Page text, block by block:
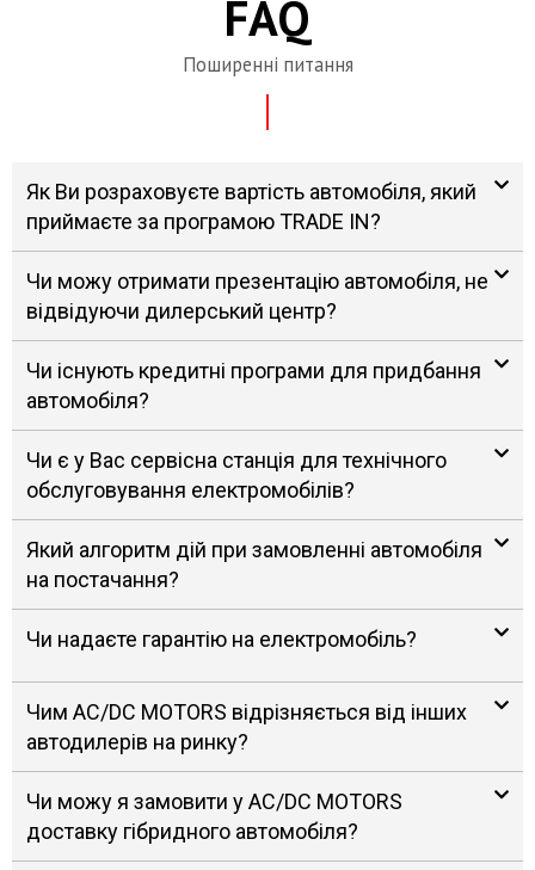
FAQ
Поширенні питання
Як Ви розраховуєте вартість автомобіля, який
приймаєте за програмою TRADE IN?
Чи можу отримати презентацію автомобіля, не
відвідуючи дилерський центр?
Чи існують кредитні програми для придбання
автомобіля?
Чи є у Вас сервісна станція для технічного
обслуговування електромобілів?
Який алгоритм дій при замовленні автомобіля
на постачання?
Чи надаєте гарантію на електромобіль?
Чим AC/DC MOTORS відрізняється від інших
автодилерів на ринку?
Чи можу я замовити у AC/DC MOTORS
доставку гібридного автомобіля?